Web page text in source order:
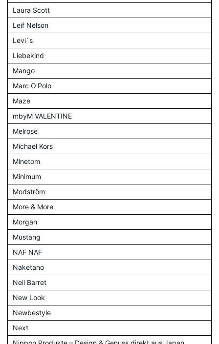
Laura Scott
Leif Nelson
Levi´s
Liebekind
Mango
Marc O'Polo
Maze
mbyM VALENTINE
Melrose
Michael Kors
Minetom
Minimum
Modström
More & More
Morgan
Mustang
NAF NAF
Naketano
Neil Barret
New Look
Newbestyle
Next